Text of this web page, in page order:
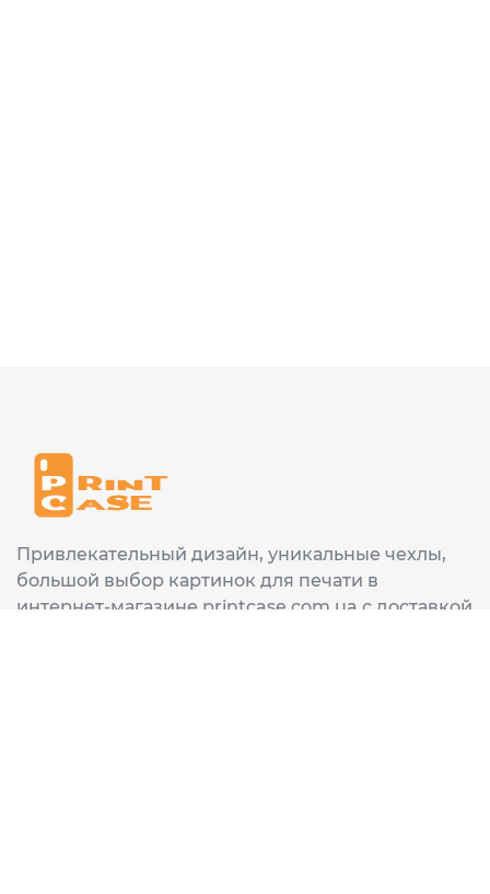
Привлекательный дизайн, уникальные чехлы,
большой выбор картинок для печати в
интернет-магазине printcase.com.ua с доставкой